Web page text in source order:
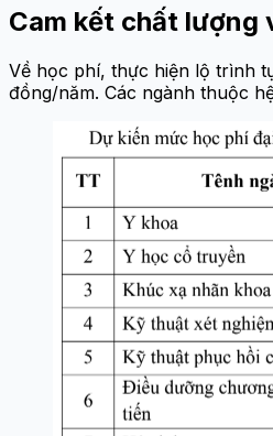
Cam kết chất lượng
Về học phí, thực hiện lộ trình
đồng/năm. Các ngành thuộc